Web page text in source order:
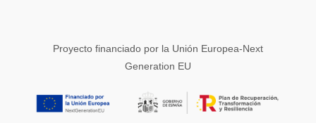
Proyecto financiado por la Unión Europea-Next
Generation EU